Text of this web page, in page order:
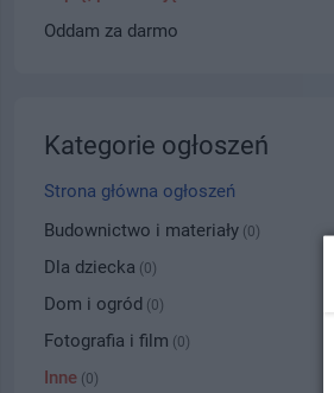
Oddam za darmo
Kategorie ogłoszeń
Strona główna ogłoszeń
Budownictwo i materiały (0)
Dla dziecka (0)
Dom i ogród (0)
Fotografia i film (0)
Inne (0)